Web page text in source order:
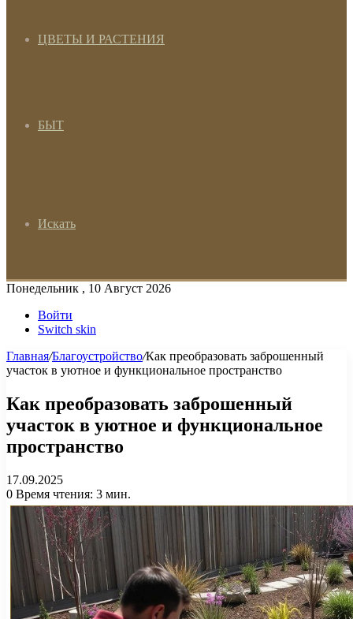
ЦВЕТЫ И РАСТЕНИЯ
БЫТ
Искать
Понедельник , 10 Август 2026
Войти
Switch skin
Главная/Благоустройство/Как преобразовать заброшенный
участок в уютное и функциональное пространство
Как преобразовать заброшенный
участок в уютное и функциональное
пространство
17.09.2025
0 Время чтения: 3 мин.